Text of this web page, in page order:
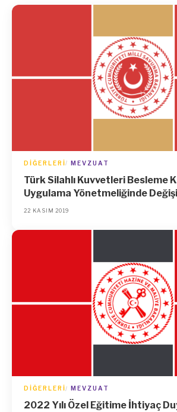
DIĞERLERI MEVZUAT
Türk Silahlı Kuvvetleri Besleme
Uygulama Yönetmeliğinde
Yapılmasına Dair Yönetmelik
22 KASIM 2019
DIĞERLERI MEVZUAT
2022 Yılı Özel Eğitime İhtiyaç